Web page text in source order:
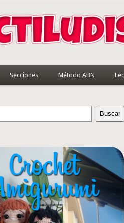
Secciones Método ABN
Buscar